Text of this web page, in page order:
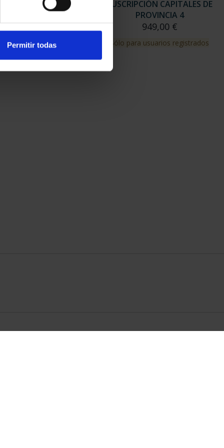
Permitir todas
CAPITALES DE
PROVINCIA 3
949,00 €
para usuarios registrados
SUSCRIPCIÓN CAPITALES DE
PROVINCIA 4
949,00 €
Sólo para usuarios registrados